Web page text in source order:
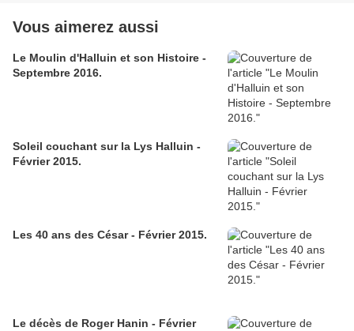
Vous aimerez aussi
Le Moulin d'Halluin et son Histoire -
Septembre 2016.
Soleil couchant sur la Lys Halluin -
Février 2015.
Les 40 ans des César - Février 2015.
Le décès de Roger Hanin - Février